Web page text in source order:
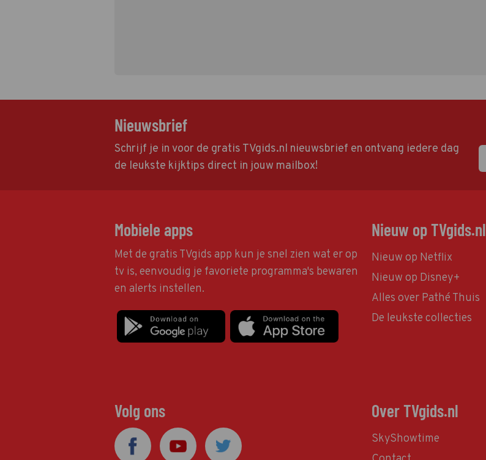
Nieuwsbrief
Schrijf je in voor de gratis TVgids.nl nieuwsbrief en ontvang iedere dag
de leukste kijktips direct in jouw mailbox!
Mobiele apps
Met de gratis TVgids app kun je snel zien wat er op
tv is, eenvoudig je favoriete programma's bewaren
en alerts instellen.
Nieuw op TVgids.nl
Nieuw op Netflix
Nieuw op Disney+
Alles over Pathé Thuis
De leukste collecties
Volg ons Over TVgids.nl
SkyShowtime